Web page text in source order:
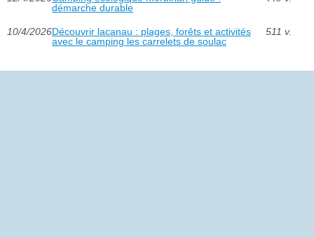
démarche durable
10/4/2026Découvrir lacanau : plages, forêts et activités
avec le camping les carrelets de soulac
511 v.